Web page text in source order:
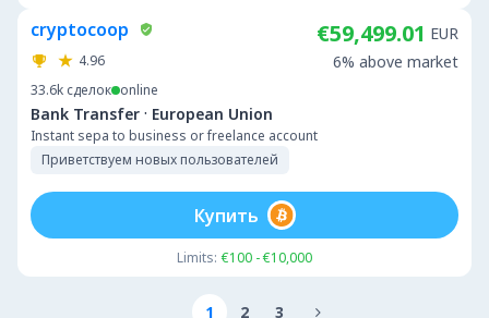
cryptocoop
4.96
33.6k сделок online
Bank Transfer · European Union
Instant sepa to business or freelance account
Приветствуем новых пользователей
€59,499.01 EUR
6% above market
Limits: €100 - €10,000
Купить
1 2 3 